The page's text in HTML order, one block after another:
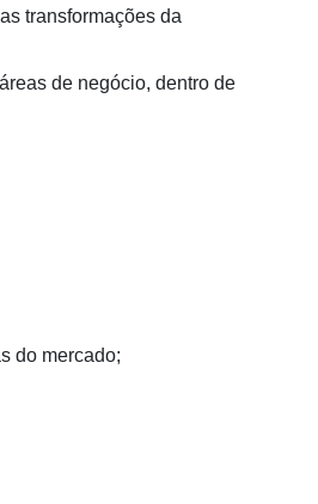
transformações da
de negócio, dentro de
do mercado;